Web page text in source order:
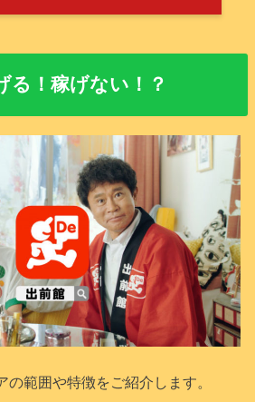
る！稼げない！？
の範囲や特徴をご紹介します。